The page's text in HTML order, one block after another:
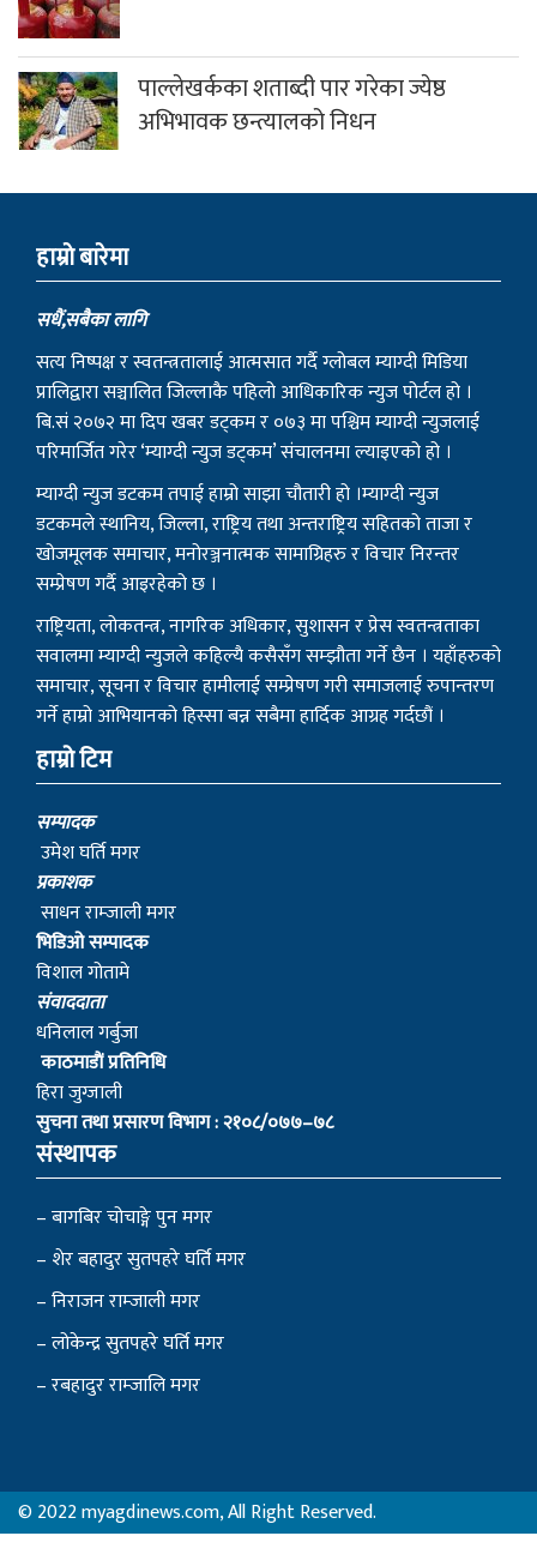
पाल्लेखर्कका शताब्दी पार गरेका ज्येष्ठ
अभिभावक छन्त्यालको निधन
हाम्राे बारेमा
सधैं,सबैका लागि
सत्य निष्पक्ष र स्वतन्त्रतालाई आत्मसात गर्दै ग्लोबल म्याग्दी मिडिया
प्रालिद्वारा सञ्चालित जिल्लाकै पहिलो आधिकारिक न्युज पोर्टल हो ।
बि.सं २०७२ मा दिप खबर डट्कम र ०७३ मा पश्चिम म्याग्दी न्युजलाई
परिमार्जित गरेर ‘म्याग्दी न्युज डट्कम’ संचालनमा ल्याइएको हो ।
म्याग्दी न्युज डटकम तपाई हाम्रो साझा चौतारी हो ।म्याग्दी न्युज
डटकमले स्थानिय, जिल्ला, राष्ट्रिय तथा अन्तराष्ट्रिय सहितको ताजा र
खोजमूलक समाचार, मनोरञ्जनात्मक सामाग्रिहरु र विचार निरन्तर
सम्प्रेषण गर्दै आइरहेको छ ।
राष्ट्रियता, लोकतन्त्र, नागरिक अधिकार, सुशासन र प्रेस स्वतन्त्रताका
सवालमा म्याग्दी न्युजले कहिल्यै कसैसँग सम्झौता गर्ने छैन । यहाँहरुको
समाचार, सूचना र विचार हामीलाई सम्प्रेषण गरी समाजलाई रुपान्तरण
गर्ने हाम्रो आभियानको हिस्सा बन्न सबैमा हार्दिक आग्रह गर्दछौं ।
हाम्रो टिम
सम्पादक
उमेश घर्ति मगर
प्रकाशक
साधन राम्जाली मगर
भिडिओ सम्पादक
विशाल गोतामे
स‌ंवाददाता
धनिलाल गर्बुजा
काठमाडाैं प्रतिनिधि
हिरा जुग्जाली
सुचना तथा प्रसारण विभाग : २१०८/०७७–७८
संस्थापक
– बागबिर चोचाङ्गे पुन मगर
– शेर बहादुर सुतपहरे घर्ति मगर
– निराजन राम्जाली मगर
– लोकेन्द्र सुतपहरे घर्ति मगर
– रबहादुर राम्जालि मगर
© 2022 myagdinews.com, All Right Reserved.